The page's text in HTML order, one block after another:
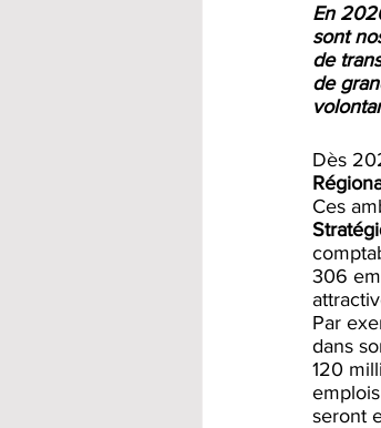
En
sont
de
de
Dès
Ces
306
Par
dans
120
seront